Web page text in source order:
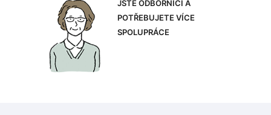
JSTE ODBORNÍCI A
POTŘEBUJETE VÍCE
SPOLUPRÁCE